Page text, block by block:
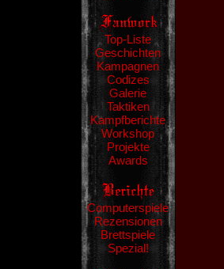
Top-Liste
Geschichten
Kampagnen
Codizes
Galerie
Taktiken
Kampfberichte
Workshop
Projekte
Awards
Computerspiele
Rezensionen
Brettspiele
Spezial!